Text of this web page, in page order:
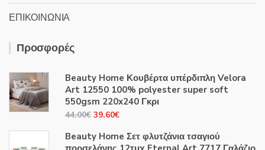
ΕΠΙΚΟΙΝΩΝΙΑ
Προσφορές
Beauty Home Κουβέρτα υπέρδιπλη Velora
Art 12550 100% polyester super soft
550gsm 220x240 Γκρι
44.00€ Original
was:
39.60€Η
τιμή
Beauty Home Σετ φλυτζάνια τσαγιού